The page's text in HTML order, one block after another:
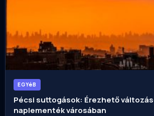
EGYéB
Pécsi suttogások: Érezhető
naplementék városában